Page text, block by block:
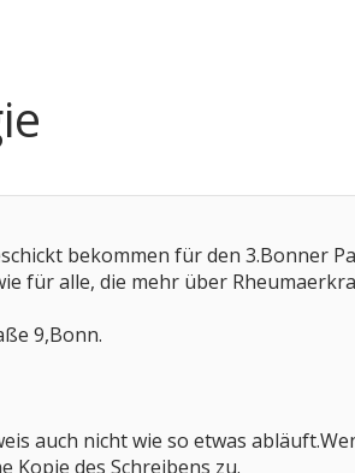
bekommen für den 3.Bonner
für alle, die mehr über
9,Bonn.
auch nicht wie so etwas
Kopie des Schreibens zu.